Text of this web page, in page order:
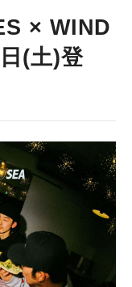
× WIND
(⼟)登